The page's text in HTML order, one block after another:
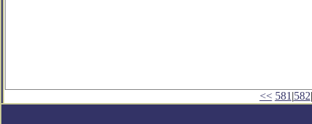
<< 581 |582